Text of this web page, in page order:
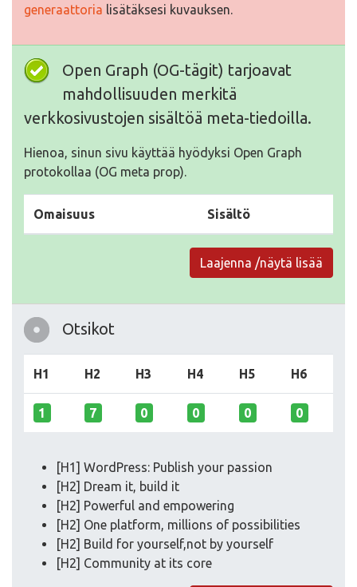
generaattoria lisätäksesi kuvauksen.
Open Graph (OG-tägit) tarjoavat
mahdollisuuden merkitä
verkkosivustojen sisältöä meta-tiedoilla.
Hienoa, sinun sivu käyttää hyödyksi Open Graph
protokollaa (OG meta prop).
Omaisuus Sisältö
Laajenna /näytä lisää
Otsikot
H1 H2 H3 H4 H5 H6
1 7 0 0 0 0
[H1] WordPress: Publish your passion
[H2] Dream it, build it
[H2] Powerful and empowering
[H2] One platform, millions of possibilities
[H2] Build for yourself,not by yourself
[H2] Community at its core